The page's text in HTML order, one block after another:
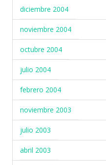
diciembre 2004
noviembre 2004
octubre 2004
julio 2004
febrero 2004
noviembre 2003
julio 2003
abril 2003